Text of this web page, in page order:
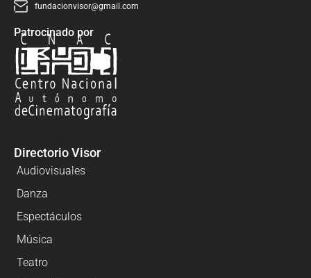
fundacionvisor@gmail.com
Patrocinado por
Directorio Visor
Audiovisuales
Danza
Espectáculos
Música
Teatro